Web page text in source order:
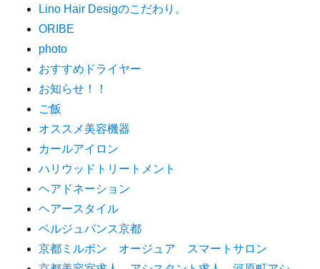
Lino Hair Desigのこだわり。
ORIBE
photo
おすすめドライヤー
お知らせ！！
ご飯
オススメ美容機器
カールアイロン
ハリウッドトリートメント
ヘアドネーション
ヘアースタイル
ベルジュバンス京都
京都ミルボン オージュア スマートサロン